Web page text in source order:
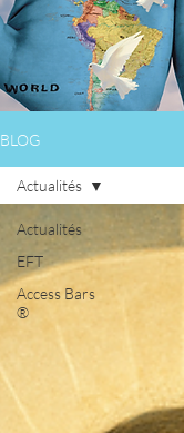
BLOG
Actualités
EFT
Access Bars
®
Actualités